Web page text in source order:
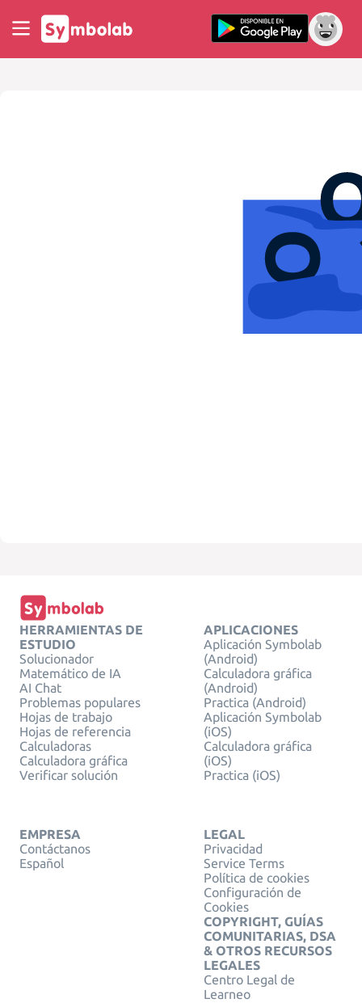
HERRAMIENTAS DE
ESTUDIO
Solucionador
Matemático de IA
AI Chat
Problemas populares
Hojas de trabajo
Hojas de referencia
Calculadoras
Calculadora gráfica
Verificar solución
APLICACIONES
Aplicación Symbolab
(Android)
Calculadora gráfica
(Android)
Practica (Android)
Aplicación Symbolab
(iOS)
Calculadora gráfica
(iOS)
Practica (iOS)
EMPRESA
Contáctanos
Español
LEGAL
Privacidad
Service Terms
Política de cookies
Configuración de
Cookies
COPYRIGHT, GUÍAS
COMUNITARIAS, DSA
& OTROS RECURSOS
LEGALES
Centro Legal de
Learneo